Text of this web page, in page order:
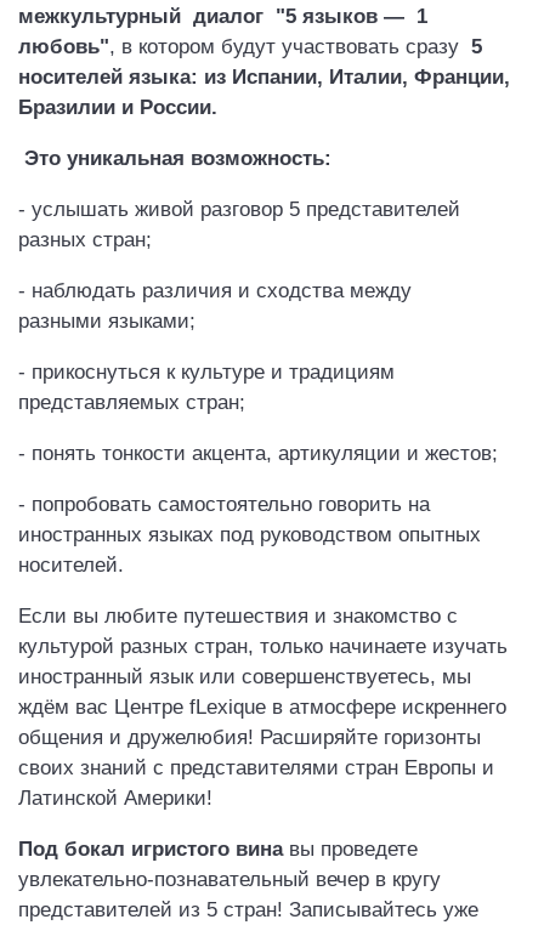
межкультурный диалог "5 языков — 1
любовь", в котором будут участвовать сразу 5
носителей языка: из Испании, Италии, Франции,
Бразилии и России.
Это уникальная возможность:
- услышать живой разговор 5 представителей
разных стран;
- наблюдать различия и сходства между
разными языками;
- прикоснуться к культуре и традициям
представляемых стран;
- понять тонкости акцента, артикуляции и жестов;
- попробовать самостоятельно говорить на
иностранных языках под руководством опытных
носителей.
Если вы любите путешествия и знакомство с
культурой разных стран, только начинаете изучать
иностранный язык или совершенствуетесь, мы
ждём вас Центре fLexique в атмосфере искреннего
общения и дружелюбия! Расширяйте горизонты
своих знаний с представителями стран Европы и
Латинской Америки!
Под бокал игристого винавы проведете
увлекательно-познавательный вечер в кругу
представителей из 5 стран! Записывайтесь уже